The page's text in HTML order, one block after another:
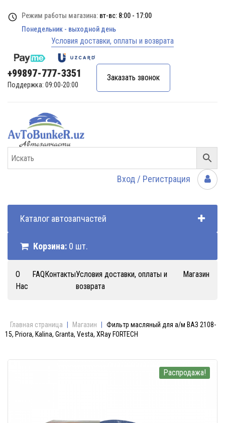
Режим работы магазина: вт-вс: 8:00 - 17:00
Понедельник - выходной день
Условия доставки, оплаты и возврата
+99897-777-3351
Поддержка: 09:00-20:00
Заказать звонок
Вход / Регистрация
Каталог автозапчастей
Корзина: 0 шт.
О
Нас
FAQКонтактыУсловия доставки, оплаты и
возврата
Магазин
Главная страница Магазин
Фильтр масляный для а/м ВАЗ 2108-
15, Priora, Kalina, Granta, Vesta, XRay FORTECH
Распродажа!